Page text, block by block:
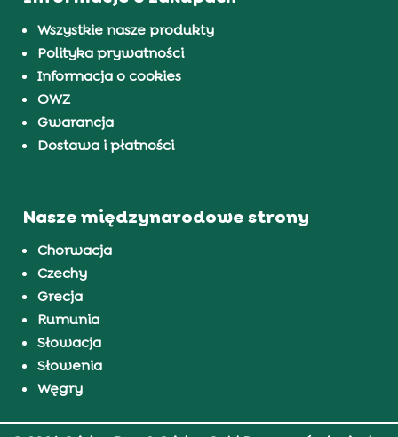
Wszystkie nasze produkty
Polityka prywatności
Informacja o cookies
OWZ
Gwarancja
Dostawa i płatności
Nasze międzynarodowe strony
Chorwacja
Czechy
Grecja
Rumunia
Słowacja
Słowenia
Węgry